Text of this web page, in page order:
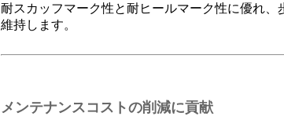
耐スカッフマーク性と耐ヒールマーク性に優れ
維持します。
メンテナンスコストの削減に貢献